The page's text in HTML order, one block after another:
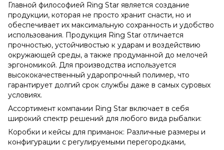
Главной философией Ring Star является создание
продукции, которая не просто хранит снасти, но и
обеспечивает их максимальную сохранность и удобство
использования. Продукция Ring Star отличается
прочностью, устойчивостью к ударам и воздействию
окружающей среды, а также продуманной до мелочей
эргономикой. Для производства используется
высококачественный ударопрочный полимер, что
гарантирует долгий срок службы даже в самых суровых
условиях.
Ассортимент компании Ring Star включает в себя
широкий спектр решений для любого вида рыбалки:
Коробки и кейсы для приманок: Различные размеры и
конфигурации с регулируемыми перегородками,